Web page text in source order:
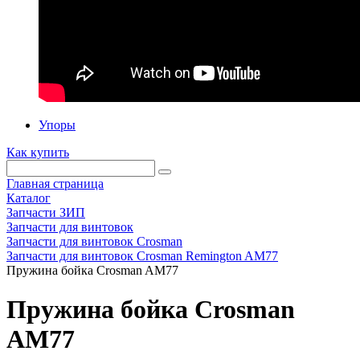
Упоры
Как купить
Главная страница
Каталог
Запчасти ЗИП
Запчасти для винтовок
Запчасти для винтовок Crosman
Запчасти для винтовок Crosman Remington AM77
Пружина бойка Crosman AM77
Пружина бойка Crosman
AM77